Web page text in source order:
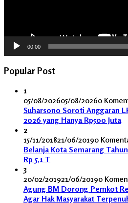
00:00
Popular Post
1
05/08/202605/08/20260
Suharsono Soroti Anggaran
2026 yang Hanya Rp500 Juta
2
15/11/201821/06/20190
Belanja Kota Semarang
Rp 5,1 T
3
20/02/201921/06/20190
Agung BM Dorong Pemkot
Agar Hak Masyarakat